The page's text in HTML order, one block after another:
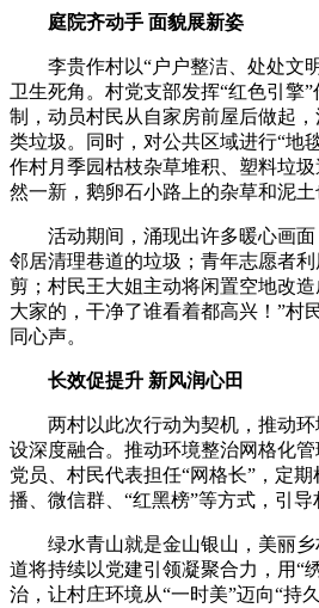
庭院齐动手 面貌展新姿
李贵作村以“户户整洁、处处文
卫生死角。村党支部发挥“红色引擎
制，动员村民从自家房前屋后做起
类垃圾。同时，对公共区域进行“地
作村月季园枯枝杂草堆积、塑料垃
然一新，鹅卵石小路上的杂草和泥土
活动期间，涌现出许多暖心画
邻居清理巷道的垃圾；青年志愿者
剪；村民王大姐主动将闲置空地改
大家的，干净了谁看着都高兴！”村
同心声。
长效促提升 新风润心田
两村以此次行动为契机，推动
设深度融合。推动环境整治网格化
党员、村民代表担任“网格长”，定
播、微信群、“红黑榜”等方式，引导
绿水青山就是金山银山，美丽
道将持续以党建引领凝聚合力，用“
治，让村庄环境从“一时美”迈向“持